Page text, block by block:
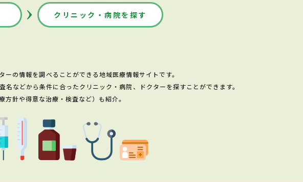
クリニック・病院を探す
の情報を調べることができる地域医療情報サイトです。
などから条件に合ったクリニック・病院、ドクターを探すことができます。
針や得意な治療・検査など）も紹介。